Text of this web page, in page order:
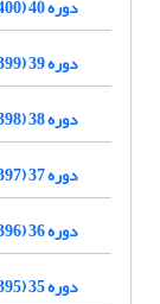
دوره 40 (1400)
دوره 39 (1399)
دوره 38 (1398)
دوره 37 (1397)
دوره 36 (1396)
دوره 35 (1395)